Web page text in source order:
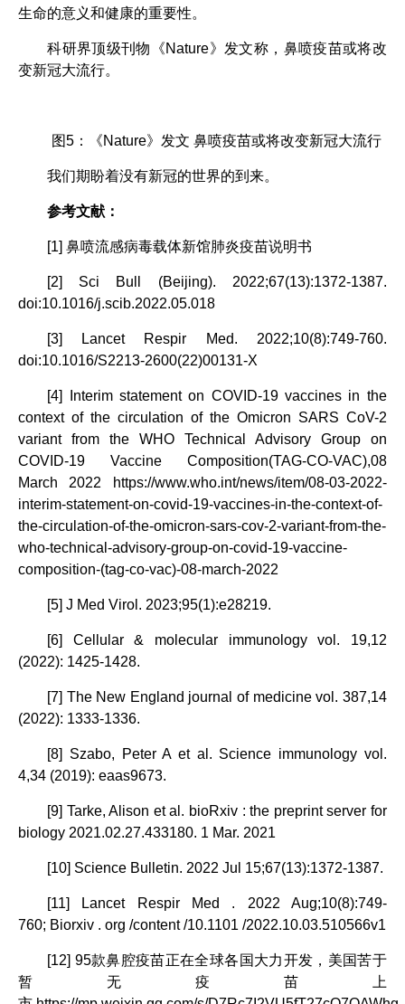
生命的意义和健康的重要性。
科研界顶级刊物《Nature》发文称，鼻喷疫苗或将改
变新冠大流行。
图5：《Nature》发文 鼻喷疫苗或将改变新冠大流行
我们期盼着没有新冠的世界的到来。
参考文献：
[1] 鼻喷流感病毒载体新馆肺炎疫苗说明书
[2] Sci Bull (Beijing). 2022;67(13):1372-1387.
doi:10.1016/j.scib.2022.05.018
[3] Lancet Respir Med. 2022;10(8):749-760.
doi:10.1016/S2213-2600(22)00131-X
[4] Interim statement on COVID-19 vaccines in the
context of the circulation of the Omicron SARS CoV-2
variant from the WHO Technical Advisory Group on
COVID-19 Vaccine Composition(TAG-CO-VAC),08
March 2022 https://www.who.int/news/item/08-03-2022-
interim-statement-on-covid-19-vaccines-in-the-context-of-
the-circulation-of-the-omicron-sars-cov-2-variant-from-the-
who-technical-advisory-group-on-covid-19-vaccine-
composition-(tag-co-vac)-08-march-2022
[5] J Med Virol. 2023;95(1):e28219.
[6] Cellular & molecular immunology vol. 19,12
(2022): 1425-1428.
[7] The New England journal of medicine vol. 387,14
(2022): 1333-1336.
[8] Szabo, Peter A et al. Science immunology vol.
4,34 (2019): eaas9673.
[9] Tarke, Alison et al. bioRxiv : the preprint server for
biology 2021.02.27.433180. 1 Mar. 2021
[10] Science Bulletin. 2022 Jul 15;67(13):1372-1387.
[11] Lancet Respir Med . 2022 Aug;10(8):749-
760; Biorxiv . org /content /10.1101 /2022.10.03.510566v1
[12] 95款鼻腔疫苗正在全球各国大力开发，美国苦于
暂无疫苗上